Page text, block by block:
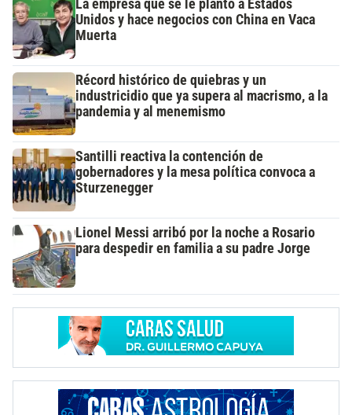
La empresa que se le plantó a Estados
Unidos y hace negocios con China en Vaca
Muerta
Récord histórico de quiebras y un
industricidio que ya supera al macrismo, a la
pandemia y al menemismo
Santilli reactiva la contención de
gobernadores y la mesa política convoca a
Sturzenegger
Lionel Messi arribó por la noche a Rosario
para despedir en familia a su padre Jorge